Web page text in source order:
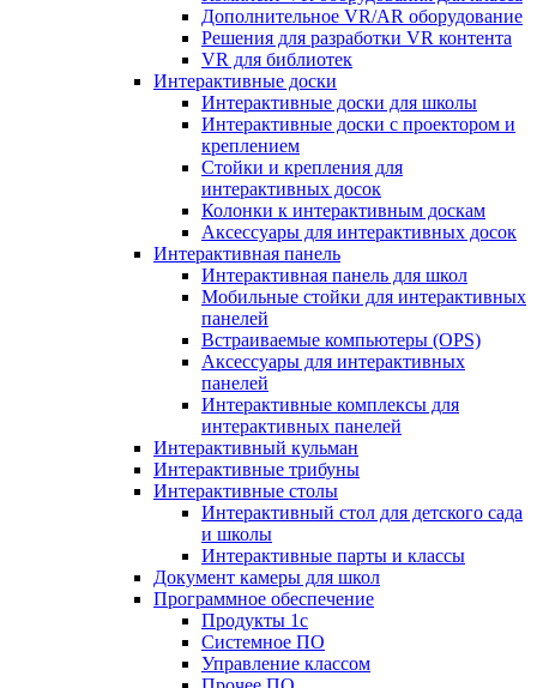
Дополнительное VR/AR оборудование
Решения для разработки VR контента
VR для библиотек
Интерактивные доски
Интерактивные доски для школы
Интерактивные доски с проектором и
креплением
Стойки и крепления для
интерактивных досок
Колонки к интерактивным доскам
Аксессуары для интерактивных досок
Интерактивная панель
Интерактивная панель для школ
Мобильные стойки для интерактивных
панелей
Встраиваемые компьютеры (OPS)
Аксессуары для интерактивных
панелей
Интерактивные комплексы для
интерактивных панелей
Интерактивный кульман
Интерактивные трибуны
Интерактивные столы
Интерактивный стол для детского сада
и школы
Интерактивные парты и классы
Документ камеры для школ
Программное обеспечение
Продукты 1с
Системное ПО
Управление классом